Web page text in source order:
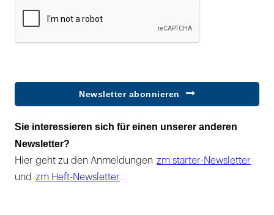
Newsletter abonnieren
Sie interessieren sich für einen unserer anderen
Newsletter?
Hier geht zu den Anmeldungen zm starter-Newsletter
und zm Heft-Newsletter .